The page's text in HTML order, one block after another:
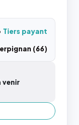
Tiers payant
(66)
venir